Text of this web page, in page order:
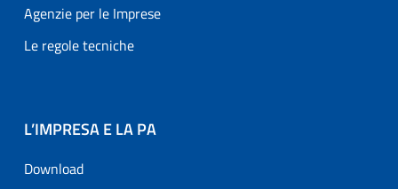
Agenzie per le Imprese
Le regole tecniche
L’IMPRESA E LA PA
Download